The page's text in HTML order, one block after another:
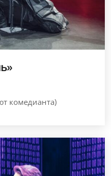
комедианта)